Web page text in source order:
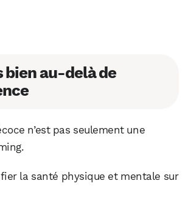
bien au-delà de
n’est pas seulement une
la santé physique et mentale sur